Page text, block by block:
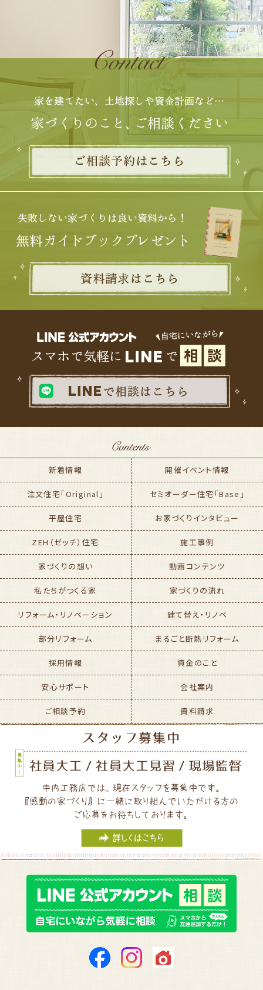
新着情報 開催イベント情報
注文住宅「Original」 セミオーダー住宅「Base」
平屋住宅 お家づくりインタビュー
ZEH（ゼッチ）住宅 施工事例
家づくりの想い 動画コンテンツ
私たちがつくる家 家づくりの流れ
リフォーム・リノベーション 建て替え・リノベ
部分リフォーム まるごと断熱リフォーム
採用情報 資金のこと
安心サポート 会社案内
ご相談予約 資料請求